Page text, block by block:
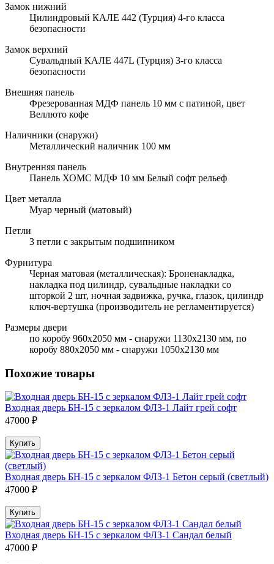
Замок нижний
Цилиндровый КАЛЕ 442 (Турция) 4-го класса
безопасности
Замок верхний
Сувальдный КАЛЕ 447L (Турция) 3-го класса
безопасности
Внешняя панель
Фрезерованная МДФ панель 10 мм с патиной, цвет
Веллюто кофе
Наличники (снаружи)
Металлический наличник 100 мм
Внутренняя панель
Панель ХОМС МДФ 10 мм Белый софт рельеф
Цвет металла
Муар черный (матовый)
Петли
3 петли с закрытым подшипником
Фурнитура
Черная матовая (металлическая): Броненакладка,
накладка под цилиндр, сувальдные накладки со
шторкой 2 шт, ночная задвижка, ручка, глазок, цилиндр
ключ-вертушка (производитель не регламентируется)
Размеры двери
по коробу 960х2050 мм - снаружи 1130х2130 мм, по
коробу 880х2050 мм - снаружи 1050х2130 мм
Похожие товары
Входная дверь БН-15 с зеркалом ФЛЗ-1 Лайт грей софт
47000 ₽
Купить
Входная дверь БН-15 с зеркалом ФЛЗ-1 Бетон серый (светлый)
47000 ₽
Купить
Входная дверь БН-15 с зеркалом ФЛЗ-1 Сандал белый
47000 ₽